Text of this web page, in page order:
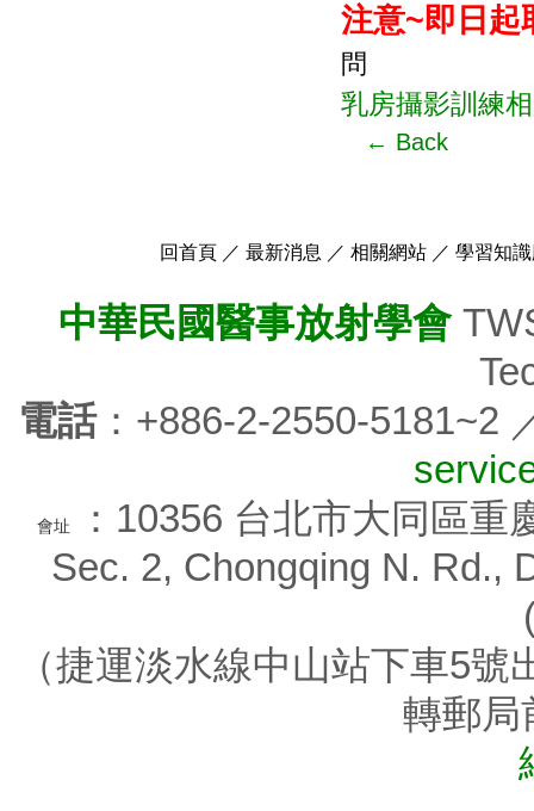
注意~即日起
問
乳房攝影訓練
← Back
回首頁／ 最新消息 ／ 相關網站／ 學習知
中華民國醫事放射學會
電話：+886-2-2550-5181~2
會址
：10356 台北市大同區
Sec. 2, Chongqing N. Rd.,
（捷運淡水線中山站下車5
轉郵局